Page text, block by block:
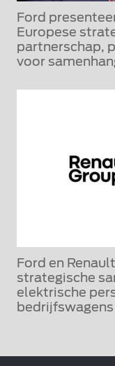
Ford
Europese
partnerschap,
voor
Ford en
strategische
elektrische